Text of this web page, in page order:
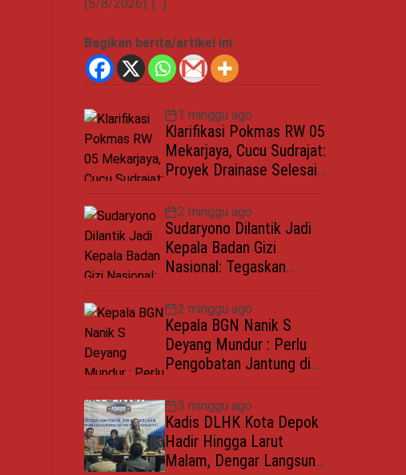
(5/8/2026), […]
Bagikan berita/artikel ini
1 minggu ago
Klarifikasi Pokmas RW 05
Mekarjaya, Cucu Sudrajat:
Proyek Drainase Selesai
2 minggu ago
Sudaryono Dilantik Jadi
Kepala Badan Gizi
Nasional: Tegaskan
Kepentingan
2 minggu ago
Kepala BGN Nanik S
Deyang Mundur : Perlu
Pengobatan Jantung di
3 minggu ago
Kadis DLHK Kota Depok
Hadir Hingga Larut
Malam, Dengar Langsung